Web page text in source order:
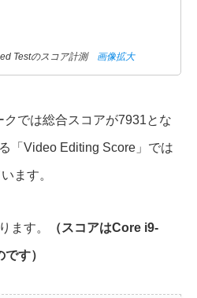
Testのスコア計測 画像拡大
では総合スコアが7931とな
「Video Editing Score」では
ます。
ます。 （スコアはCore i9-
す）